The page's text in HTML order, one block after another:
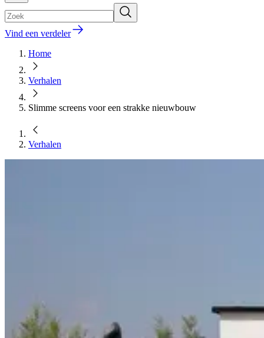
Vind een verdeler
Home
Verhalen
Slimme screens voor een strakke nieuwbouw
Verhalen